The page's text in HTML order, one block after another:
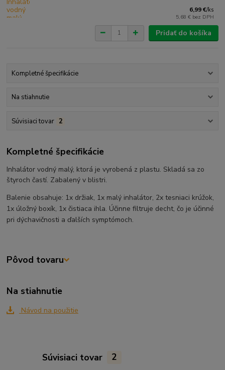
6,99 €/ks
5,68 € bez DPH
Pridať do košíka
Kompletné špecifikácie
Na stiahnutie
Súvisiaci tovar 2
Kompletné špecifikácie
Inhalátor vodný malý, ktorá je vyrobená z plastu. Skladá sa zo
štyroch častí. Zabalený v blistri.
Balenie obsahuje: 1x držiak, 1x malý inhalátor, 2x tesniaci krúžok,
1x úložný boxík, 1x čistiaca ihla. Účinne filtruje decht, čo je účinné
pri dýchavičnosti a ďalších symptómoch.
Pôvod tovaru
Na stiahnutie
Návod na použitie
Súvisiaci tovar 2